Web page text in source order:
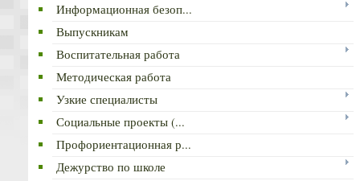
Информационная безоп...
Выпускникам
Воспитательная работа
Методическая работа
Узкие специалисты
Социальные проекты (...
Профориентационная р...
Дежурство по школе